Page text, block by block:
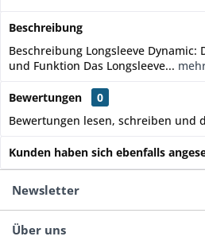
Beschreibung
Beschreibung Longsleeve Dynamic:
und Funktion Das Longsleeve...
Bewertungen
0
Bewertungen lesen, schreiben und
Kunden haben sich ebenfalls
Newsletter
Über uns